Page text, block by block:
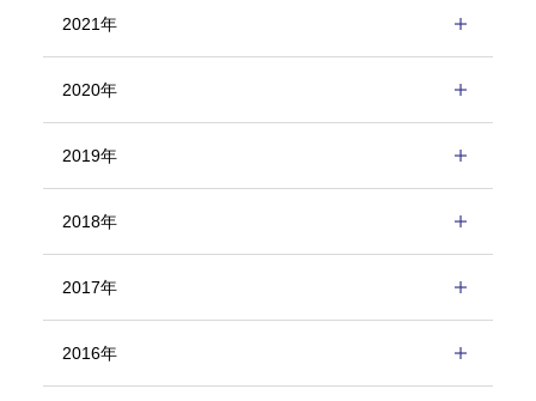
2021年
2020年
2019年
2018年
2017年
2016年